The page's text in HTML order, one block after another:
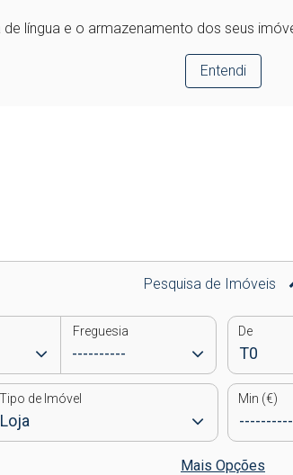
língua e o armazenamento dos seus
Entendi
Pesquisa de Imóveis
Freguesia De
Tipo de Imóvel Min (€)
Mais Opções